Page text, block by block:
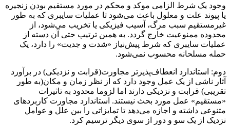
وجود یک شرط الزامی موکد و محکم در مورد مستقیم بودن زنجیره
یا پیوند علت و معلول باعث می‌شود تا عملیات سایبری که به طور
غیرمستقیم سبب مرگ، آسیب فیزیکی یا تخریب می‌شود، از
محدوده ممنوعیت خارج گردد. به همین ترتیب حتی آن دسته از
عملیات سایبری که شرط پیش‌نیاز «شدت و جدیت» را دارد، یک
حمله مسلحانه محسوب نمی‌شود.
دوم: استاندارد انعطاف‌پذیرتر مجاورت(قرابت و نزدیکی) در برآورد
آثار ناشی از یک عمل وجود دارد که از نظر زمان و مکان(به طور
تقریبی) قرابت و نزدیکی دارند اما لزوما محدود به تاثیرات
«مستقیم» عمل مورد بحث نیستند. استاندارد مجاورت کاربردهای
متنوعی داشته و اجازه می‌دهد تا تمایزاتی را بین علل و عوامل
نزدیک از یک سو و دور از سوی دیگر ترسیم کرد.